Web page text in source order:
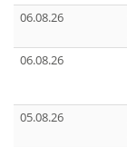
06.08.26
06.08.26
05.08.26